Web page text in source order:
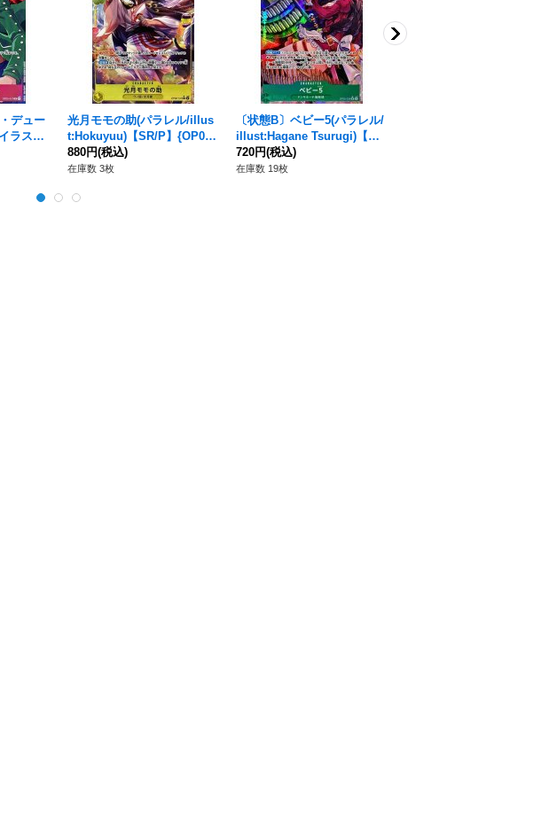
デュー
ラスト)
光月モモの助(パラレル/illus
t:Hokuyuu)【SR/P】{OP06-
107}
880円(税込)
在庫数 3枚
〔状態B〕ベビー5(パラレル/
illust:Hagane Tsurugi)【R/
P】{OP05-034}
720円(税込)
在庫数 19枚